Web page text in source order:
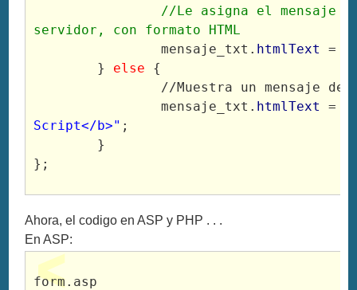
//Le asigna el mensaje
servidor, con formato HTML
		mensaje_txt.
htmlText =
	}
else {
		mensaje_txt.
htmlText =
Script</b>" ;
Ahora, el codigo en ASP y PHP . . .
En ASP:
form.asp